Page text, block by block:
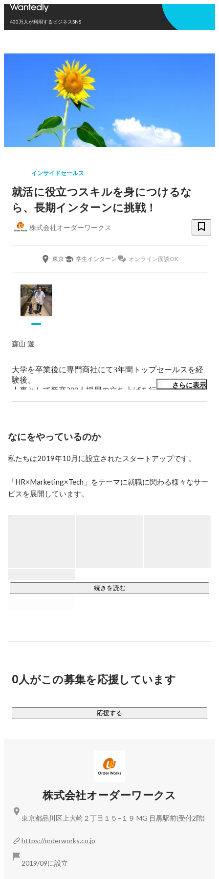
400万人が利用するビジネスSNS
アプリを使う
インサイドセールス
就活に役立つスキルを身につけるな
ら、長期インターンに挑戦！
株式会社オーダーワークス
東京 学生インターン オンライン面談OK
森山 遊
大学を卒業後に専門商社にて3年間トップセールスを経
験後、
人事として新卒200人採用の立ち上げを行う。
人材ベンチャーの執行役員を経て2019年に独立。
2020年に就活支援サービス「らくらく就活」をリリー
ス。
up stage2019」にて協賛企業賞を受賞。
さらに表示
なにをやっているのか
私たちは2019年10月に設立されたスタートアップです。
「HR×Marketing×Tech」をテーマに就職に関わる様々なサー
ビスを展開しています。
その中でも最も力を入れていることはそれは就活生が自らキ
・日本で働く人が幸せになれる 続きを読む
0人がこの募集を応援しています
応援する
株式会社オーダーワークス
https://orderworks.co.jp
2019/09に設立
東京都品川区上大崎２丁目１５−１９ MG 目黒駅前(受付2階)